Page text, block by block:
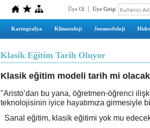
Üye Ol Üye Girişi
Kartografya Klimatoloji Jeomorfoloji
Klasik Eğitim Tarih Oluyor
Klasik eğitim modeli tarih mi
"Aristo’dan bu yana, öğretmen-öğrenci
teknolojisinin iyice hayatımıza girmesiyle
Sanal eğitim, klasik eğitimi yok mu